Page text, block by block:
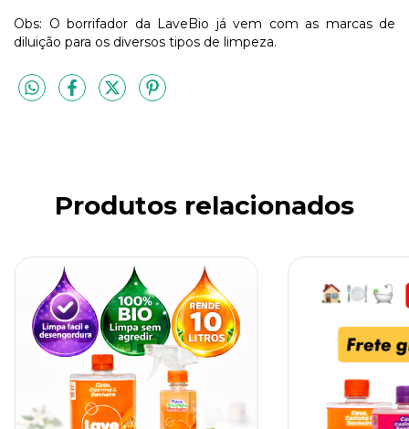
Obs: O borrifador da LaveBio já vem com as marcas de
diluição para os diversos tipos de limpeza.
Produtos relacionados